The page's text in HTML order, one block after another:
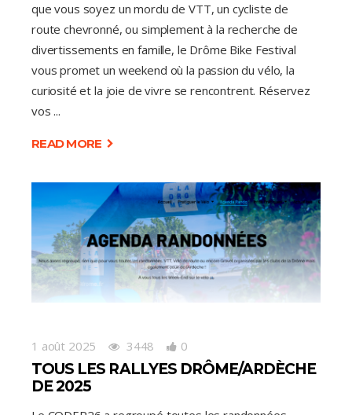
que vous soyez un mordu de VTT, un cycliste de
route chevronné, ou simplement à la recherche de
divertissements en famille, le Drôme Bike Festival
vous promet un weekend où la passion du vélo, la
curiosité et la joie de vivre se rencontrent. Réservez
vos
READ MORE
1 août 2025 3448 0
TOUS LES RALLYES DRÔME/ARDÈCHE
DE 2025